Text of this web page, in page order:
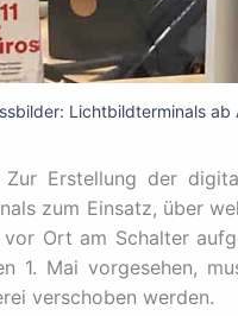
Lichtbildterminals
Zur Erstellung der
zum Einsatz, über
Ort am Schalter
1. Mai vorgesehen,
verschoben werden.